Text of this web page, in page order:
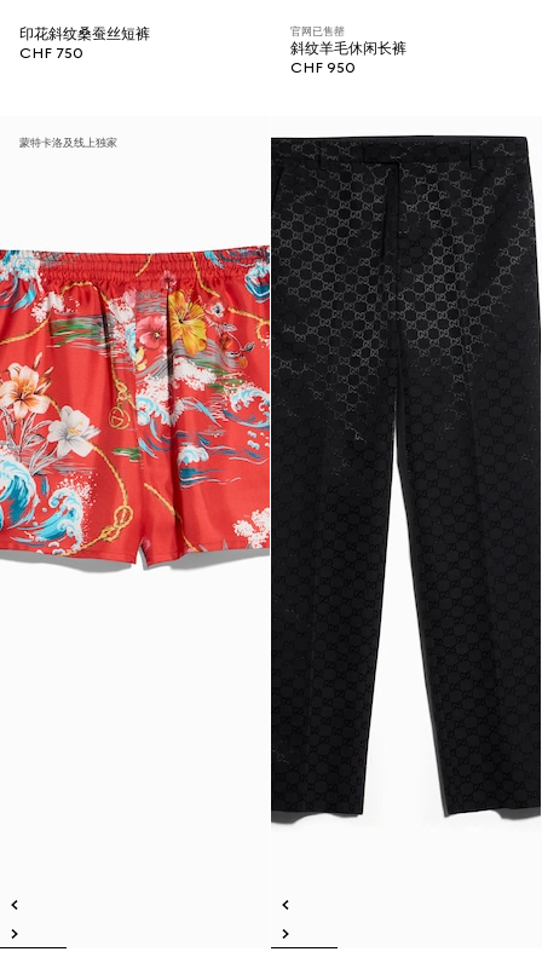
印花斜纹桑蚕丝短裤
CHF 750
官网已售罄
斜纹羊毛休闲长裤
CHF 950
蒙特卡洛及线上独家